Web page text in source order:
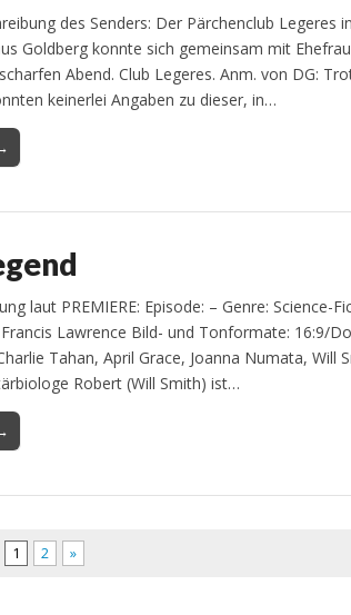
des Senders: Der Pärchenclub
Goldberg konnte sich gemeinsam mit
Abend. Club Legeres. Anm. von DG:
keinerlei Angaben zu dieser, in…
laut PREMIERE: Episode: – Genre:
Francis Lawrence Bild- und Tonformate: 16:9/
Tahan, April Grace, Joanna Numata,
Robert (Will Smith) ist…
1 2 »